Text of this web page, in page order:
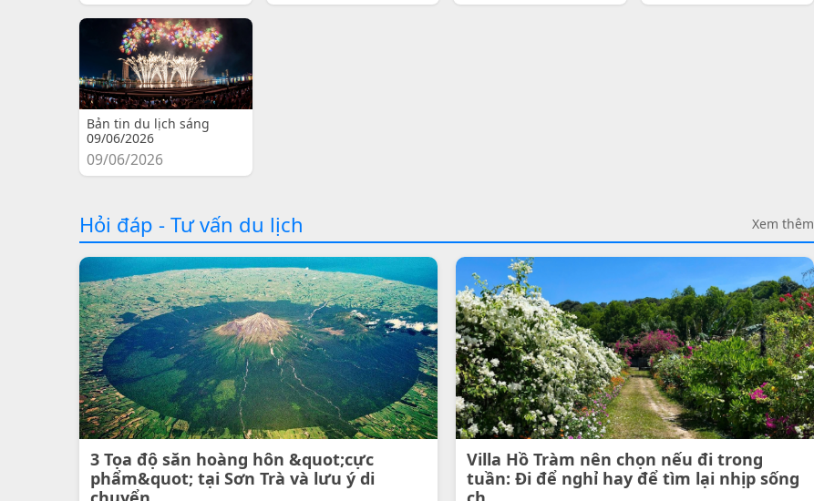
Bản tin du lịch sáng
09/06/2026
09/06/2026
Hỏi đáp - Tư vấn du lịch Xem thêm
3 Tọa độ săn hoàng hôn &quot;cực
phẩm&quot; tại Sơn Trà và lưu ý di
Villa Hồ Tràm nên chọn nếu đi trong
tuần: Đi để nghỉ hay để tìm lại nhịp sống